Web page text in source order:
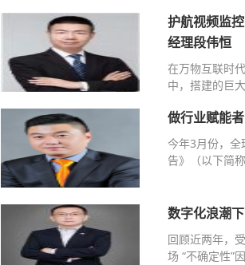
护航视频监
经理段伟恒
在万物互联时
中，搭建的巨
做行业赋能
今年3月份，
告》（以下简
数字化浪潮
回顾近两年，
场 “不确定性”